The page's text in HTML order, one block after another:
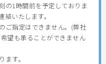
の1時間前を予定しておりま
いたします。
ご指定はできません。(弊社
望も承ることができません
す。